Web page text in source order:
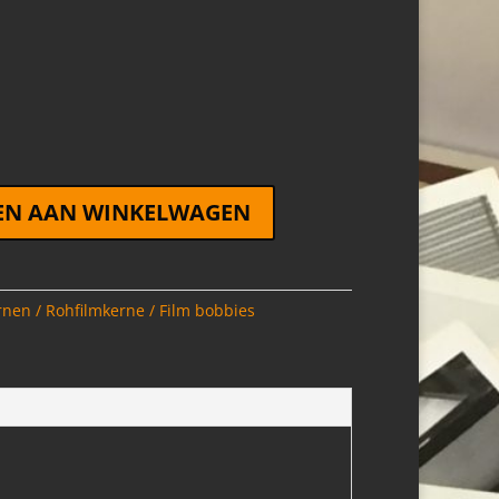
AAN WINKELWAGEN
/ Rohfilmkerne / Film bobbies